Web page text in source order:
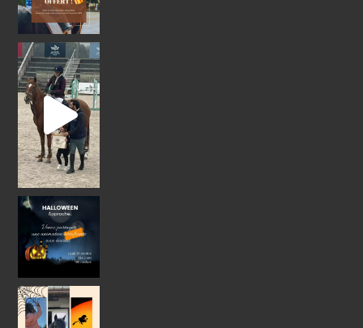
Retour sur un week-end plein de classements
Le
Jeudi 31 Octobre 2024 Venez
Stages Poney - Vacances de la Toussaint